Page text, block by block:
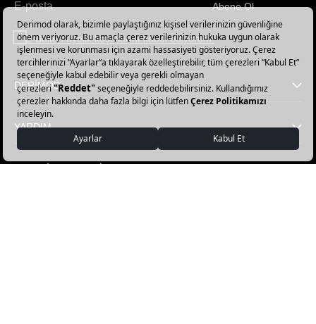
Haber
bültenimize
abone
olun!
Abone Ol
E-Bülten üyelik koşullarını kabul ediyorum.
DERİMOD
YARDIM